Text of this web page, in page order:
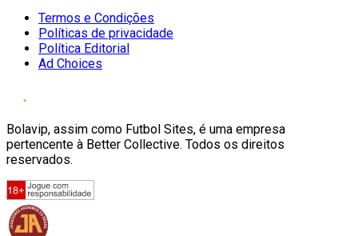
Termos e Condições
Políticas de privacidade
Política Editorial
Ad Choices
Bolavip, assim como Futbol Sites, é uma empresa
pertencente à Better Collective. Todos os direitos
reservados.